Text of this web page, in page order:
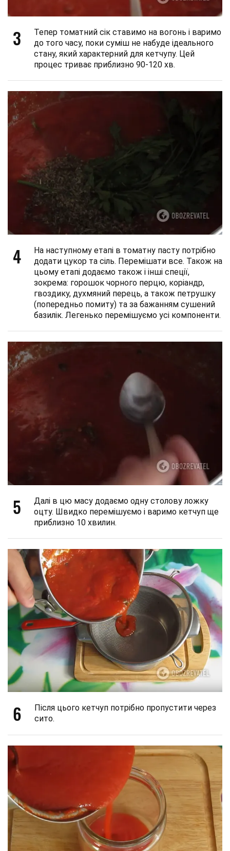
3
Тепер томатний сік ставимо на вогонь і варимо
до того часу, поки суміш не набуде ідеального
стану, який характерний для кетчупу. Цей
процес триває приблизно 90-120 хв.
4
На наступному етапі в томатну пасту потрібно
додати цукор та сіль. Перемішати все. Також на
цьому етапі додаємо також і інші спеції,
зокрема: горошок чорного перцю, коріандр,
гвоздику, духмяний перець, а також петрушку
(попередньо помиту) та за бажанням сушений
базилік. Легенько перемішуємо усі компоненти.
5
Далі в цю масу додаємо одну столову ложку
оцту. Швидко перемішуємо і варимо кетчуп ще
приблизно 10 хвилин.
6
Після цього кетчуп потрібно пропустити через
сито.